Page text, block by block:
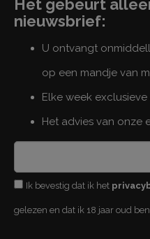
Het gebeurt
nieuwsbrief:
U ontvangt
op een mandje van
Elke week
Het advies van onze
Ik bevestig dat ik het
gelezen en dat ik 18 jaar oud